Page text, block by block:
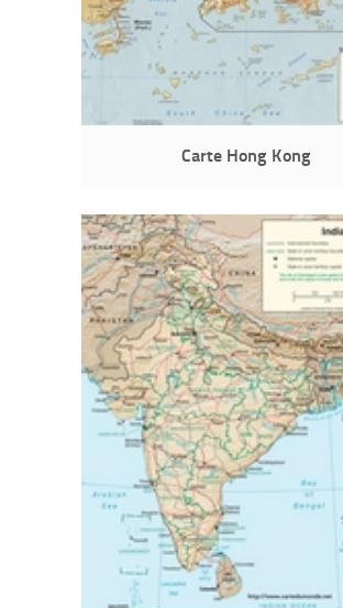
Carte Hong Kong